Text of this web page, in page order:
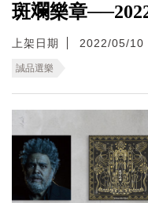
斑斕樂章
上架日期 2022/05/10
誠品選樂